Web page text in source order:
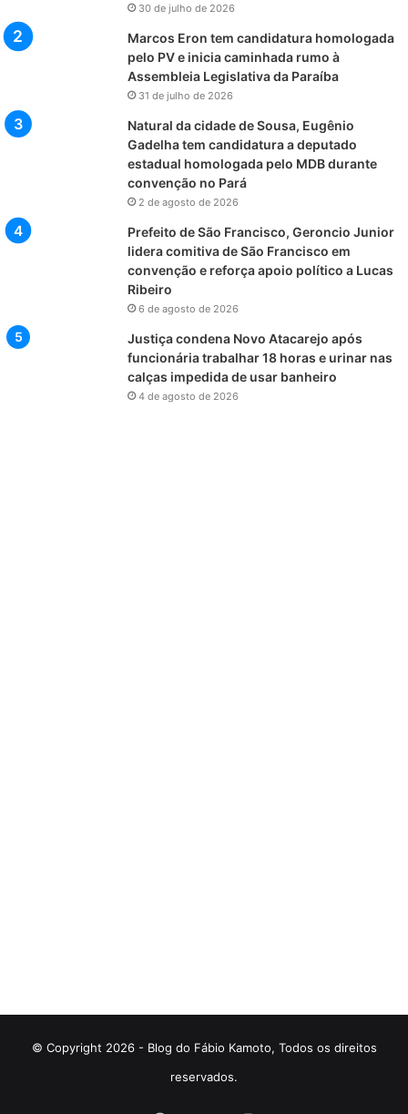
30 de julho de 2026
Marcos Eron tem candidatura homologada
pelo PV e inicia caminhada rumo à
Assembleia Legislativa da Paraíba
31 de julho de 2026
Natural da cidade de Sousa, Eugênio
Gadelha tem candidatura a deputado
estadual homologada pelo MDB durante
convenção no Pará
2 de agosto de 2026
Prefeito de São Francisco, Geroncio Junior
lidera comitiva de São Francisco em
convenção e reforça apoio político a Lucas
Ribeiro
6 de agosto de 2026
Justiça condena Novo Atacarejo após
funcionária trabalhar 18 horas e urinar nas
calças impedida de usar banheiro
4 de agosto de 2026
© Copyright 2026 - Blog do Fábio Kamoto, Todos os direitos
reservados.